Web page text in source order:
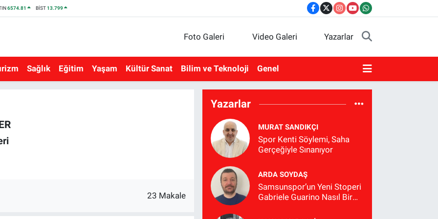
6574.81 BİST13.799
Foto Galeri Video Galeri Yazarlar
Sağlık Eğitim Yaşam Kültür Sanat Bilim ve Teknoloji Genel
23 Makale
Yazarlar
MURAT SANDIKÇI
Spor Kenti Söylemi, Saha
Gerçeğiyle Sınanıyor
ARDA SOYDAŞ
Samsunspor’un Yeni Stoperi
Gabriele Guarino Nasıl Bir